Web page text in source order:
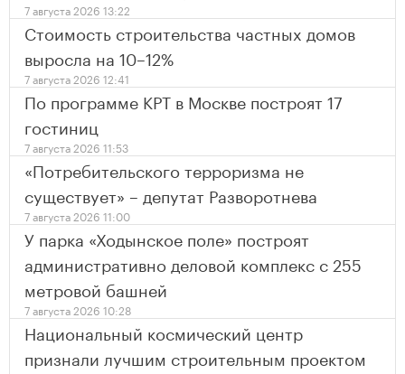
7 августа 2026 13:22
Стоимость строительства частных домов
выросла на 10–12%
7 августа 2026 12:41
По программе КРТ в Москве построят 17
гостиниц
7 августа 2026 11:53
«Потребительского терроризма не
существует» – депутат Разворотнева
7 августа 2026 11:00
У парка «Ходынское поле» построят
административно деловой комплекс с 255
метровой башней
7 августа 2026 10:28
Национальный космический центр
признали лучшим строительным проектом